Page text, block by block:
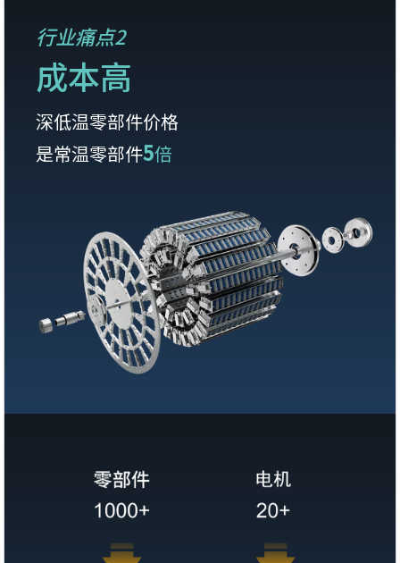
行业痛点2
成本高
深低温零部件价格
是常温零部件5倍